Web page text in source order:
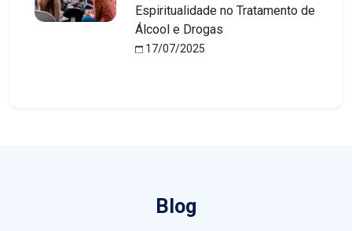
Espiritualidade no Tratamento de
Álcool e Drogas
17/07/2025
Blog